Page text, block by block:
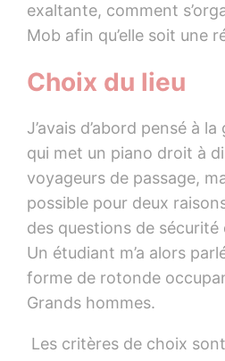
exaltante, comment
Mob afin qu’elle soit une
Choix du lieu
J’avais d’abord pensé à
qui met un piano droit à
voyageurs de passage,
possible pour deux
des questions de
Un étudiant m’a alors
forme de rotonde
Grands hommes.
Les critères de choix